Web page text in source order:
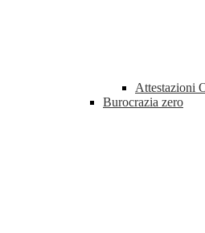
Attestazioni
Burocrazia zero